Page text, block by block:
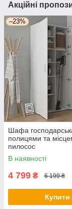
Акційні
–23%
Шафа
полицями та
пилосос
В наявності
4 799 ₴ 6 199 ₴
Купити